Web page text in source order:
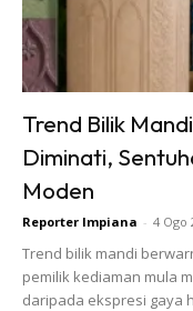
Setelah seminggu
siraman air. Sediakan
ini adalah lebihan
Trend Bilik
Diminati,
Moden
Reporter Impiana - 4 Ogo
Trend bilik mandi
pemilik kediaman mula
daripada ekspresi gaya